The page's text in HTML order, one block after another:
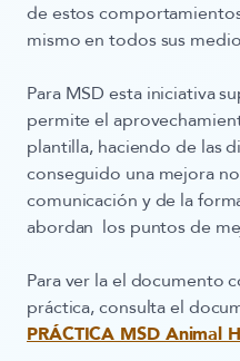
de estos
mismo en todos sus
Para MSD esta iniciativa
permite el
plantilla, haciendo de las
conseguido una mejora
comunicación y de la
abordan los puntos de
Para ver la el documento
práctica, consulta el
PRÁCTICA MSD Animal